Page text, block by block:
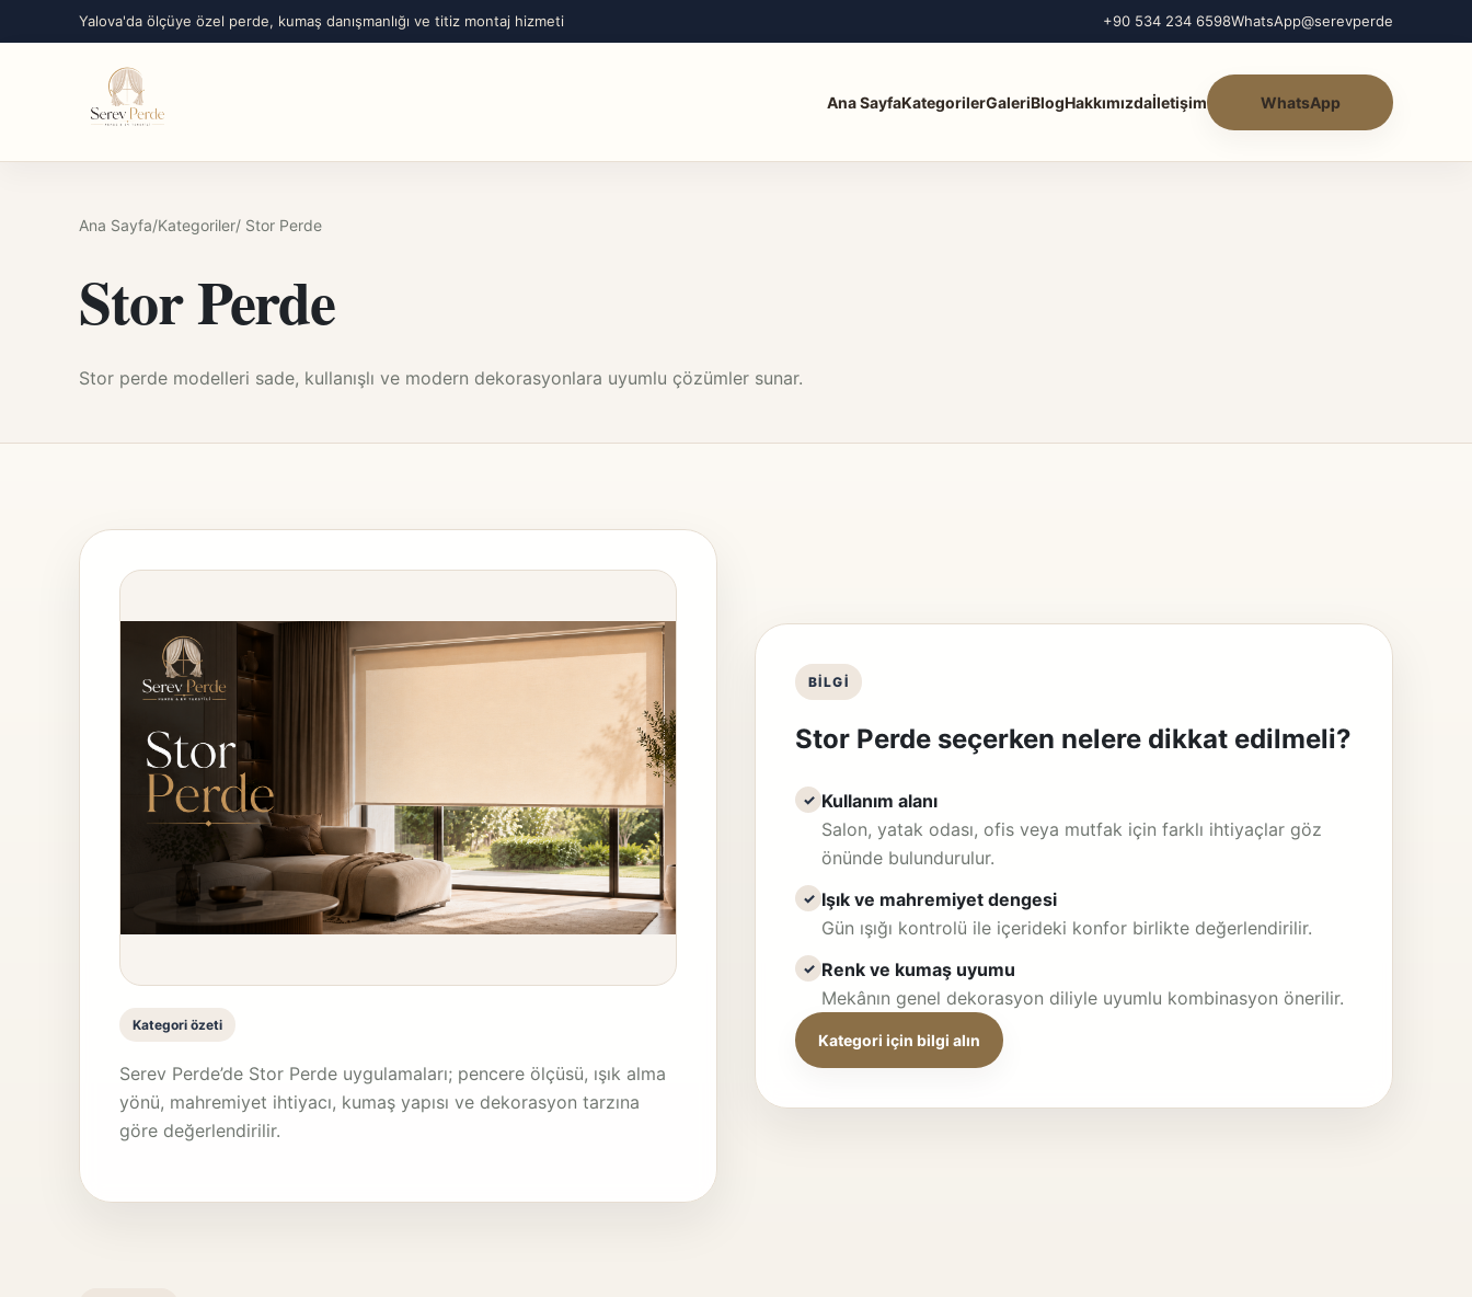
Yalova'da ölçüye özel perde, kumaş danışmanlığı ve titiz montaj hizmeti +90 534 234 6598WhatsApp@serevperde
Ana SayfaKategorilerGaleriBlogHakkımızdaİletişim WhatsApp
Ana Sayfa/Kategoriler/ Stor Perde
Stor Perde
Stor perde modelleri sade, kullanışlı ve modern dekorasyonlara uyumlu çözümler sunar.
Kategori özeti
Serev Perde’de Stor Perde uygulamaları; pencere ölçüsü, ışık alma
yönü, mahremiyet ihtiyacı, kumaş yapısı ve dekorasyon tarzına
göre değerlendirilir.
BILGI
Stor Perde seçerken nelere dikkat edilmeli?
✓ Kullanım alanı
Salon, yatak odası, ofis veya mutfak için farklı ihtiyaçlar göz
önünde bulundurulur.
✓ Işık ve mahremiyet dengesi
Gün ışığı kontrolü ile içerideki konfor birlikte değerlendirilir.
✓ Renk ve kumaş uyumu
Mekânın genel dekorasyon diliyle uyumlu kombinasyon önerilir.
Kategori için bilgi alın